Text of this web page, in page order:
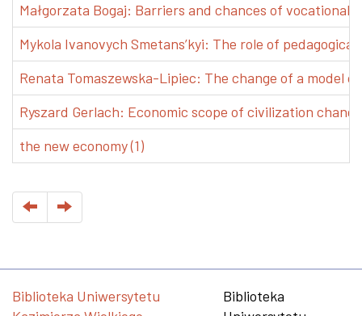
Małgorzata Bogaj: Barriers and chances of vocational
Mykola Ivanovych Smetans’kyi: The role of
Renata Tomaszewska-Lipiec: The change of a model
Ryszard Gerlach: Economic scope of civilization
the new economy (1)
Biblioteka Uniwersytetu
Biblioteka